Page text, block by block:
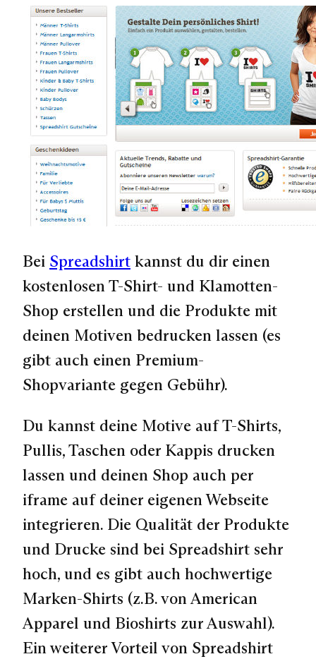
Bei Spreadshirt kannst du dir einen
kostenlosen T-Shirt- und Klamotten-
Shop erstellen und die Produkte mit
deinen Motiven bedrucken lassen (es
gibt auch einen Premium-
Shopvariante gegen Gebühr).
Du kannst deine Motive auf T-Shirts,
Pullis, Taschen oder Kappis drucken
lassen und deinen Shop auch per
iframe auf deiner eigenen Webseite
integrieren. Die Qualität der Produkte
und Drucke sind bei Spreadshirt sehr
hoch, und es gibt auch hochwertige
Marken-Shirts (z.B. von American
Apparel und Bioshirts zur Auswahl).
Ein weiterer Vorteil von Spreadshirt